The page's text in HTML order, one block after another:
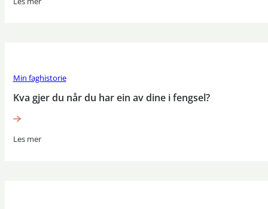
Min faghistorie
Kva gjer du når du har ein av dine i fengsel?
Les mer